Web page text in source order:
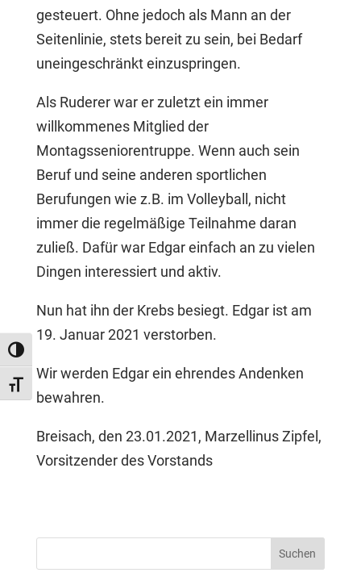
Umschalten auf hohe Kontraste
Schrift vergrößern
gesteuert. Ohne jedoch als Mann an der
Seitenlinie, stets bereit zu sein, bei Bedarf
uneingeschränkt einzuspringen.
Als Ruderer war er zuletzt ein immer
willkommenes Mitglied der
Montagsseniorentruppe. Wenn auch sein
Beruf und seine anderen sportlichen
Berufungen wie z.B. im Volleyball, nicht
immer die regelmäßige Teilnahme daran
zuließ. Dafür war Edgar einfach an zu vielen
Dingen interessiert und aktiv.
Nun hat ihn der Krebs besiegt. Edgar ist am
19. Januar 2021 verstorben.
Wir werden Edgar ein ehrendes Andenken
bewahren.
Breisach, den 23.01.2021, Marzellinus Zipfel,
Vorsitzender des Vorstands